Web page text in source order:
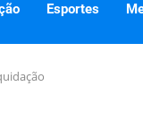
Esportes